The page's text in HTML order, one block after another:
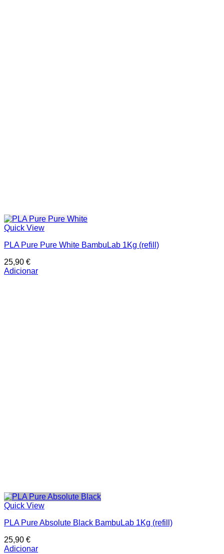
Quick View
PLA Pure Pure White BambuLab 1Kg (refill)
25,90 €
Adicionar
Quick View
PLA Pure Absolute Black BambuLab 1Kg (refill)
25,90 €
Adicionar